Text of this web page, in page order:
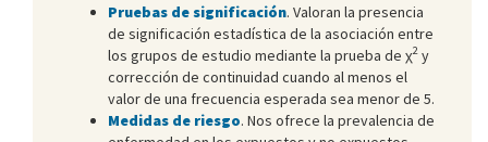
Pruebas de significación. Valoran la presencia
de significación estadística de la asociación entre
los grupos de estudio mediante la prueba de χ2 y
corrección de continuidad cuando al menos el
valor de una frecuencia esperada sea menor de 5.
Medidas de riesgo. Nos ofrece la prevalencia de